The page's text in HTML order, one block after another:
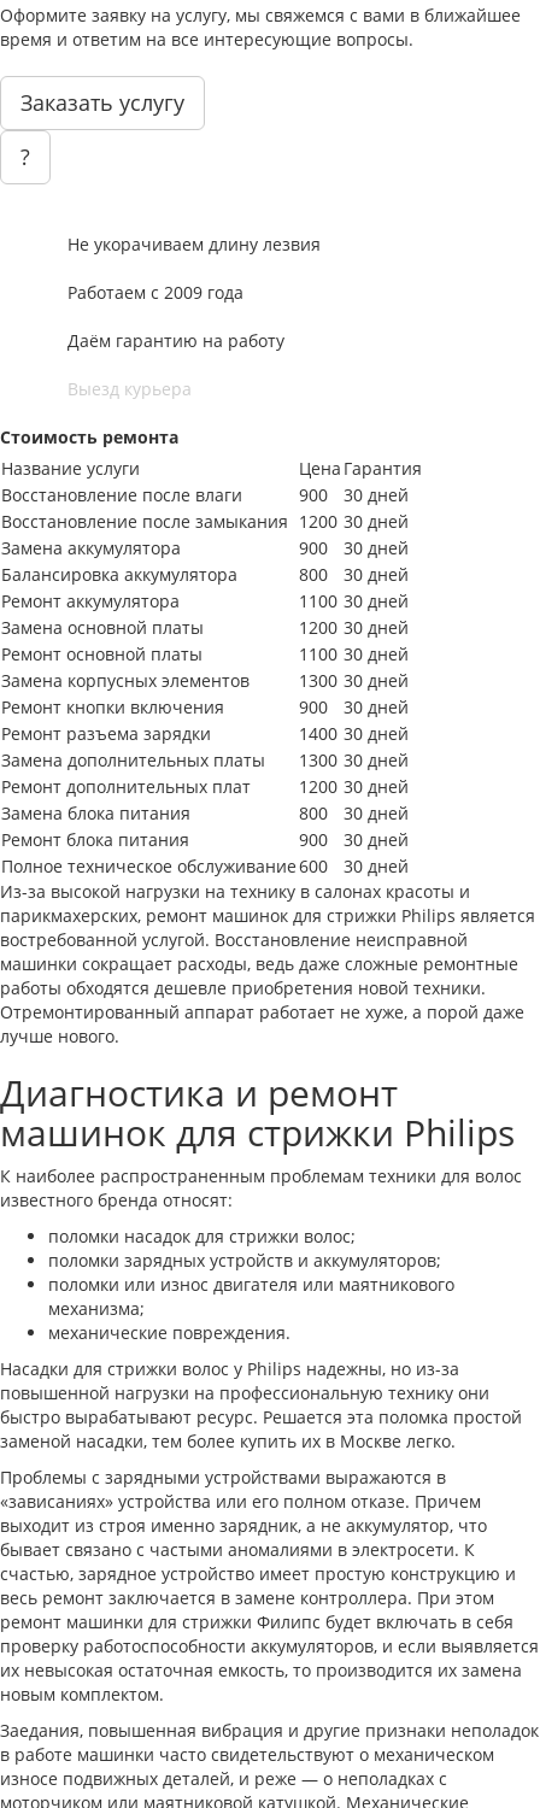
Оформите заявку на услугу, мы свяжемся с вами в ближайшее
время и ответим на все интересующие вопросы.
Заказать услугу
?
Не укорачиваем длину лезвия
Работаем с 2009 года
Даём гарантию на работу
Выезд курьера
Стоимость ремонта
Название услуги
Цена Гарантия
Восстановление после влаги
900
30 дней
Восстановление после замыкания 1200 30 дней
Замена аккумулятора
900
30 дней
Балансировка аккумулятора
800
30 дней
Ремонт аккумулятора
1100 30 дней
Замена основной платы
1200 30 дней
Ремонт основной платы
1100 30 дней
Замена корпусных элементов
1300 30 дней
Ремонт кнопки включения
900
30 дней
Ремонт разъема зарядки
1400 30 дней
Замена дополнительных платы
1300 30 дней
Ремонт дополнительных плат
1200 30 дней
Замена блока питания
800
30 дней
Ремонт блока питания
900
30 дней
Полное техническое обслуживание600
30 дней
Из-за высокой нагрузки на технику в салонах красоты и
парикмахерских, ремонт машинок для стрижки Philips является
востребованной услугой. Восстановление неисправной
машинки сокращает расходы, ведь даже сложные ремонтные
работы обходятся дешевле приобретения новой техники.
Отремонтированный аппарат работает не хуже, а порой даже
лучше нового.
Диагностика и ремонт
машинок для стрижки Philips
К наиболее распространенным проблемам техники для волос
известного бренда относят:
поломки насадок для стрижки волос;
поломки зарядных устройств и аккумуляторов;
поломки или износ двигателя или маятникового
механизма;
механические повреждения.
Насадки для стрижки волос у Philips надежны, но из-за
повышенной нагрузки на профессиональную технику они
быстро вырабатывают ресурс. Решается эта поломка простой
заменой насадки, тем более купить их в Москве легко.
Проблемы с зарядными устройствами выражаются в
«зависаниях» устройства или его полном отказе. Причем
выходит из строя именно зарядник, а не аккумулятор, что
бывает связано с частыми аномалиями в электросети. К
счастью, зарядное устройство имеет простую конструкцию и
весь ремонт заключается в замене контроллера. При этом
ремонт машинки для стрижки Филипс будет включать в себя
проверку работоспособности аккумуляторов, и если выявляется
их невысокая остаточная емкость, то производится их замена
новым комплектом.
Заедания, повышенная вибрация и другие признаки неполадок
в работе машинки часто свидетельствуют о механическом
износе подвижных деталей, и реже — о неполадках с
моторчиком или маятниковой катушкой. Механические